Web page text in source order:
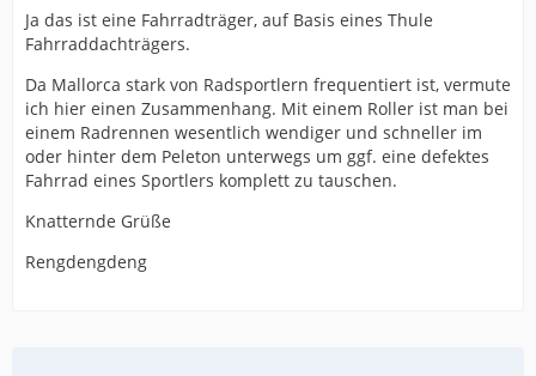
Ja das ist eine Fahrradträger, auf Basis eines Thule
Fahrraddachträgers.
Da Mallorca stark von Radsportlern frequentiert ist, vermute
ich hier einen Zusammenhang. Mit einem Roller ist man bei
einem Radrennen wesentlich wendiger und schneller im
oder hinter dem Peleton unterwegs um ggf. eine defektes
Fahrrad eines Sportlers komplett zu tauschen.
Knatternde Grüße
Rengdengdeng